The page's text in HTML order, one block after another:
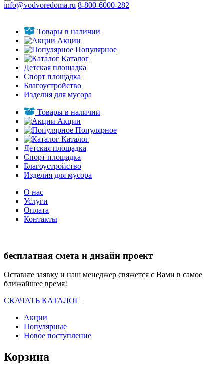
info@vodvoredoma.ru 8-800-6000-282
Товары в наличии
Акции
Популярное
Каталог
Детская площадка
Спорт площадка
Благоустройство
Изделия для мусора
Товары в наличии
Акции
Популярное
Каталог
Детская площадка
Спорт площадка
Благоустройство
Изделия для мусора
О нас
Услуги
Оплата
Контакты
бесплатная смета и дизайн проект
Оставьте заявку и наш менеджер свяжется с Вами в самое
ближайшее время!
СКАЧАТЬ КАТАЛОГ
Акции
Популярные
Новое поступление
Корзина